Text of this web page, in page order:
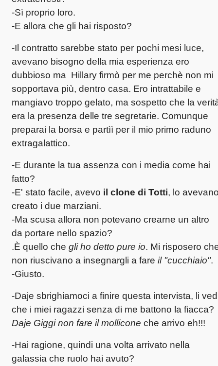
-Sì proprio loro.
-E allora che gli hai risposto?
-Il contratto sarebbe stato per pochi mesi luce,
avevano bisogno della mia esperienza ero
dubbioso ma Hillary firmò per me perchè non mi
sopportava più, dentro casa. Ero intrattabile e
mangiavo troppo gelato, ma sospetto che la
era la presenza delle tre segretarie. Comunque
preparai la borsa e partìì per il mio primo raduno
extragalattico.
-E durante la tua assenza con i media come hai
fatto?
-E' stato facile, avevo il clone di Totti, lo
creato i due marziani.
-Ma scusa allora non potevano crearne un altro
da portare nello spazio?
.È quello che gli ho detto pure io. Mi risposero
non riuscivano a insegnargli a fare il "cucchiaio".
-Giusto.
-Daje sbrighiamoci a finire questa intervista, li
che i miei ragazzi senza di me battono la fiacca?
Daje Giggi non fare il mollicone che arrivo eh!!!
-Hai ragione, quindi una volta arrivato nella
galassia che ruolo hai avuto?